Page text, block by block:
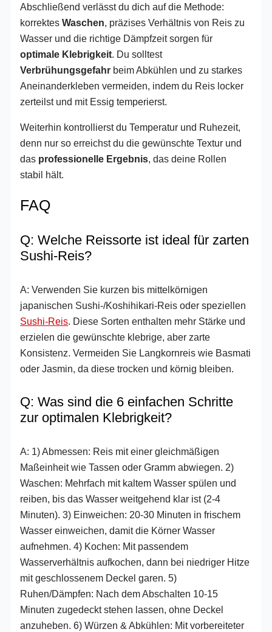
Abschließend verlässt du dich auf die Methode:
korrektesWaschen, präzises Verhältnis von Reis zu
Wasser und die richtige Dämpfzeit sorgen für
optimale Klebrigkeit. Du solltest
Verbrühungsgefahr beim Abkühlen und zu starkes
Aneinanderkleben vermeiden, indem du Reis locker
zerteilst und mit Essig temperierst.
Weiterhin kontrollierst du Temperatur und Ruhezeit,
denn nur so erreichst du die gewünschte Textur und
das professionelle Ergebnis, das deine Rollen
stabil hält.
FAQ
Q: Welche Reissorte ist ideal für zarten
Sushi-Reis?
A: Verwenden Sie kurzen bis mittelkörnigen
japanischen Sushi-/Koshihikari-Reis oder speziellen
Sushi-Reis. Diese Sorten enthalten mehr Stärke und
erzielen die gewünschte klebrige, aber zarte
Konsistenz. Vermeiden Sie Langkornreis wie Basmati
oder Jasmin, da diese trocken und körnig bleiben.
Q: Was sind die 6 einfachen Schritte
zur optimalen Klebrigkeit?
A: 1) Abmessen: Reis mit einer gleichmäßigen
Maßeinheit wie Tassen oder Gramm abwiegen. 2)
Waschen: Mehrfach mit kaltem Wasser spülen und
reiben, bis das Wasser weitgehend klar ist (2-4
Minuten). 3) Einweichen: 20-30 Minuten in frischem
Wasser einweichen, damit die Körner Wasser
aufnehmen. 4) Kochen: Mit passendem
Wasserverhältnis aufkochen, dann bei niedriger Hitze
mit geschlossenem Deckel garen. 5)
Ruhen/Dämpfen: Nach dem Abschalten 10-15
Minuten zugedeckt stehen lassen, ohne Deckel
anzuheben. 6) Würzen & Abkühlen: Mit vorbereiteter